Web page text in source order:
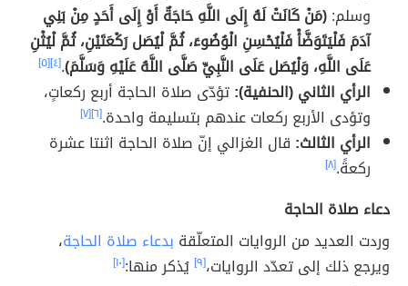
وسلم:(مَنْ كَانَتْ لَهُ إِلَى اللَّهِ حَاجَةٌ أَوْ إِلَى أَحَدٍ مِنْ بَنِي
آدَمَ فَلْيَتَوَضَّأْ فَلْيُحْسِنِ الْوُضُوءَ، ثُمَّ لْيُصَل رَكْعَتَيْنِ، ثُمَّ لْيُثْنِ
عَلَى اللَّهِ، وَلْيُصَل عَلَى النَّبِيِّ صَلَّى اللَّهُ عَلَيْهِ وَسَلَّمَ).[٤] [٥]
الرأي الثاني (الحنفية):تؤدّى صلاة الحاجة أربع ركعاتٍ،
وتؤدى الأربع ركعات عندهم بتسليمة واحدة.[٦] [٧]
الرأي الثالث: قال الغزالي إنّ صلاة الحاجة اثنتا عشرة
ركعةً.[٨]
دعاء صلاة الحاجة
وردت العديد من الروايات المتعلّقة بدعاء صلاة الحاجة،
ويرجع ذلك إلى تعدّد الروايات،[٩] يُذكر منها:[١٠]